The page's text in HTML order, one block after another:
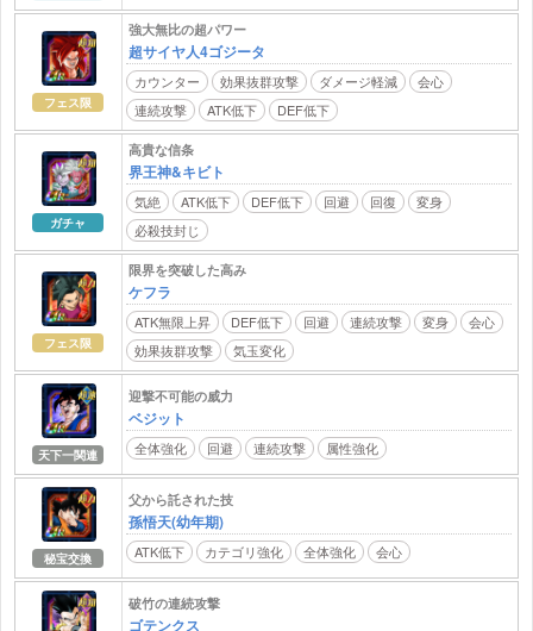
フェス限
強大無比の超パワー
超サイヤ人4ゴジータ
カウンター 効果抜群攻撃 ダメージ軽減
会心
連続攻撃
ATK低下 DEF低下
ガチャ
高貴な信条
界王神&キビト
気絶 ATK低下 DEF低下 回避 回復
変身
必殺技封じ
フェス限
限界を突破した高み
ケフラ
ATK無限上昇 DEF低下 回避 連続攻撃 変身
会心
効果抜群攻撃
気玉変化
天下一関連
迎撃不可能の威力
ベジット
全体強化 回避 連続攻撃 属性強化
秘宝交換
父から託された技
孫悟天(幼年期)
ATK低下 カテゴリ強化 全体強化 会心
破竹の連続攻撃
ゴテンクス